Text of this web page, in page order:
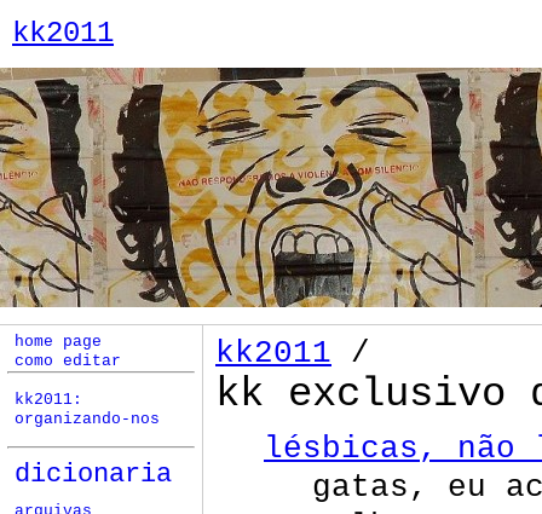
kk2011
home page
como editar
kk2011:
organizando-nos
dicionaria
kk2011 /
kk exclusivo
lésbicas,
gatas, eu